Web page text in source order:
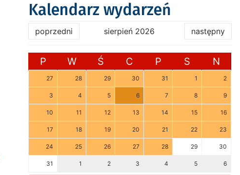
Kalendarz wydarzeń
poprzedni sierpień 2026 następny
P W Ś C P S N
27 28 29 30 31 1 2
3 4 5 6 7 8 9
10 11 12 13 14 15 16
17 18 19 20 21 22 23
24 25 26 27 28 29 30
31 1 2 3 4 5 6